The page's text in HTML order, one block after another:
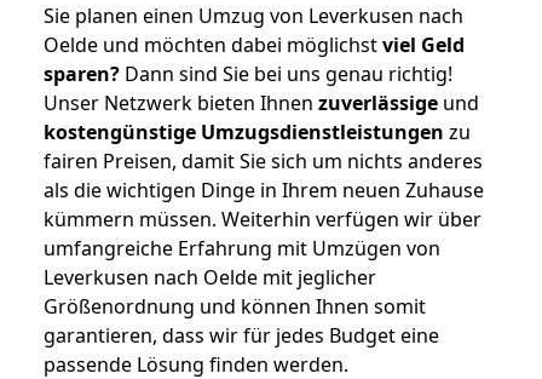
Sie planen einen Umzug von Leverkusen nach
Oelde und möchten dabei möglichstviel Geld
sparen? Dann sind Sie bei uns genau richtig!
Unser Netzwerk bieten Ihnen zuverlässige und
kostengünstige Umzugsdienstleistungen zu
fairen Preisen, damit Sie sich um nichts anderes
als die wichtigen Dinge in Ihrem neuen Zuhause
kümmern müssen. Weiterhin verfügen wir über
umfangreiche Erfahrung mit Umzügen von
Leverkusen nach Oelde mit jeglicher
Größenordnung und können Ihnen somit
garantieren, dass wir für jedes Budget eine
passende Lösung finden werden.